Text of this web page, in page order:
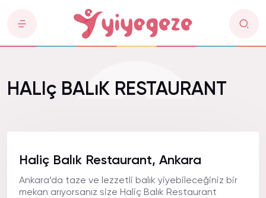
HALIç BALıK RESTAURANT
Haliç Balık Restaurant, Ankara
Ankara’da taze ve lezzetli balık yiyebileceğiniz bir
mekan arıyorsanız size Haliç Balık Restaurant